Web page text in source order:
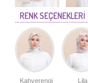
RENK SEÇENEKLERİ
Kahverengi Lila